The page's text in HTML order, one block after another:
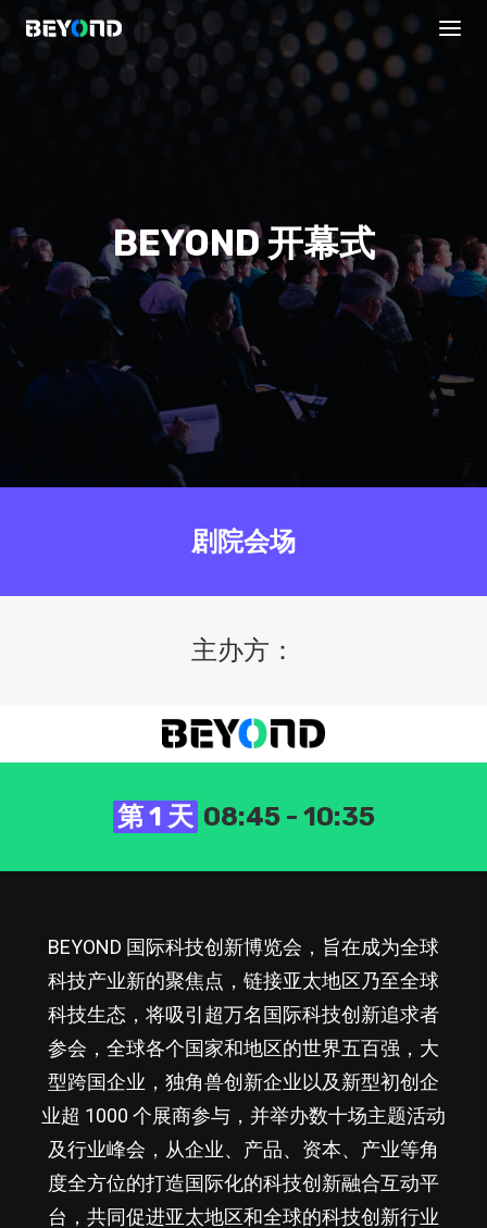
议程安排
直播
BEYOND 开幕式
剧院会场
主办方：
第 1 天 08:45 - 10:35
BEYOND 国际科技创新博览会，旨在成为全球
科技产业新的聚焦点，链接亚太地区乃至全球
科技生态，将吸引超万名国际科技创新追求者
参会，全球各个国家和地区的世界五百强，大
型跨国企业，独角兽创新企业以及新型初创企
业超 1000 个展商参与，并举办数十场主题活动
及行业峰会，从企业、产品、资本、产业等角
度全方位的打造国际化的科技创新融合互动平
台，共同促进亚太地区和全球的科技创新行业